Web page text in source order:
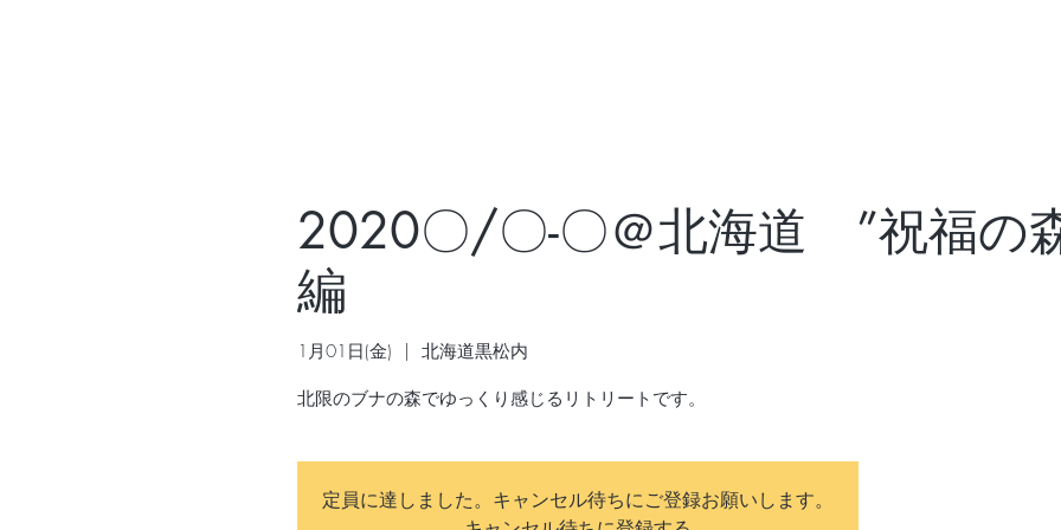
2020〇/〇-〇＠北海道 ”祝福の
編
1月01日(金)
  |
北海道黒松内
定員に達しました。キャンセル待ちにご登録お願いします。